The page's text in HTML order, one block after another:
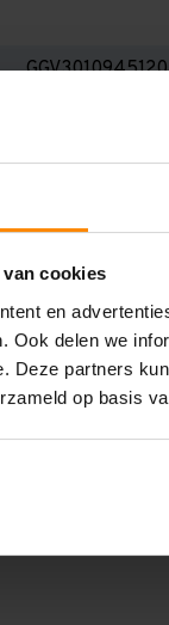
cookies
en
Ook delen we
Deze partners
op basis
GGV3010945120
400 mm
1.200 mm
5